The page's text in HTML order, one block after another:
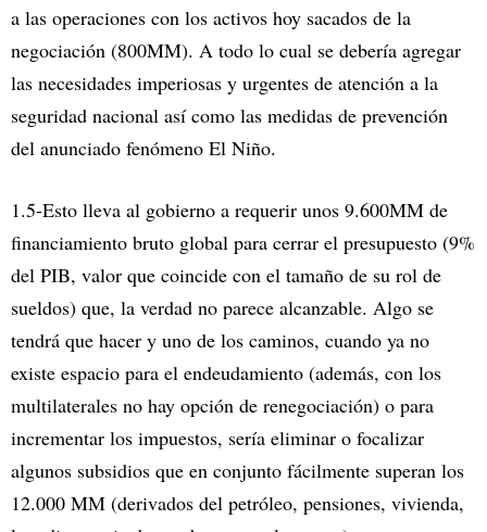
a las operaciones con los activos hoy sacados de la
negociación (800MM). A todo lo cual se debería agregar
las necesidades imperiosas y urgentes de atención a la
seguridad nacional así como las medidas de prevención
del anunciado fenómeno El Niño.
1.5-Esto lleva al gobierno a requerir unos 9.600MM de
financiamiento bruto global para cerrar el presupuesto (9%
del PIB, valor que coincide con el tamaño de su rol de
sueldos) que, la verdad no parece alcanzable. Algo se
tendrá que hacer y uno de los caminos, cuando ya no
existe espacio para el endeudamiento (además, con los
multilaterales no hay opción de renegociación) o para
incrementar los impuestos, sería eliminar o focalizar
algunos subsidios que en conjunto fácilmente superan los
12.000 MM (derivados del petróleo, pensiones, vivienda,